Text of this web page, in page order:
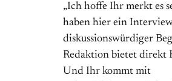
„Ich hoffe Ihr merkt es
haben hier ein
diskussionswürdiger
Redaktion bietet direkt
Und Ihr kommt mit